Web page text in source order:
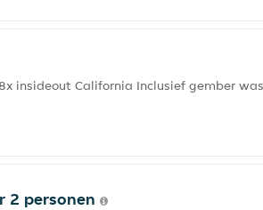
insideout California Inclusief gember
2 personen